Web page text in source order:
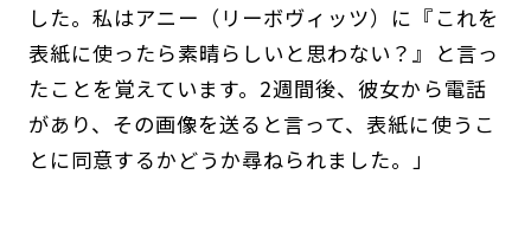
した。私はアニー（リーボヴィッツ）に『これを
表紙に使ったら素晴らしいと思わない？』と言っ
たことを覚えています。2週間後、彼女から電話
があり、その画像を送ると言って、表紙に使うこ
とに同意するかどうか尋ねられました。」